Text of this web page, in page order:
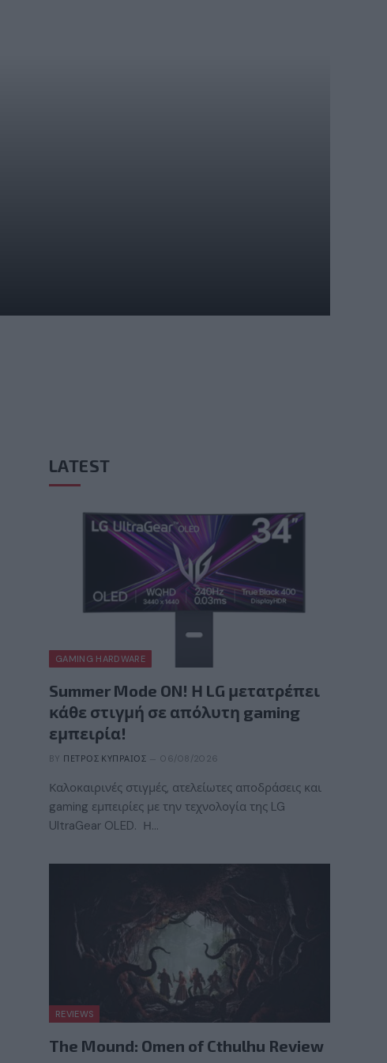
LATEST
GAMING HARDWARE
Summer Mode ON! Η LG μετατρέπει
κάθε στιγμή σε απόλυτη gaming
εμπειρία!
BY ΠΈΤΡΟΣ ΚΥΠΡΑΊΟΣ 06/08/2026
Καλοκαιρινές στιγμές, ατελείωτες αποδράσεις και
gaming εμπειρίες με την τεχνολογία της LG
UltraGear OLED. Η…
REVIEWS
The Mound: Omen of Cthulhu Review